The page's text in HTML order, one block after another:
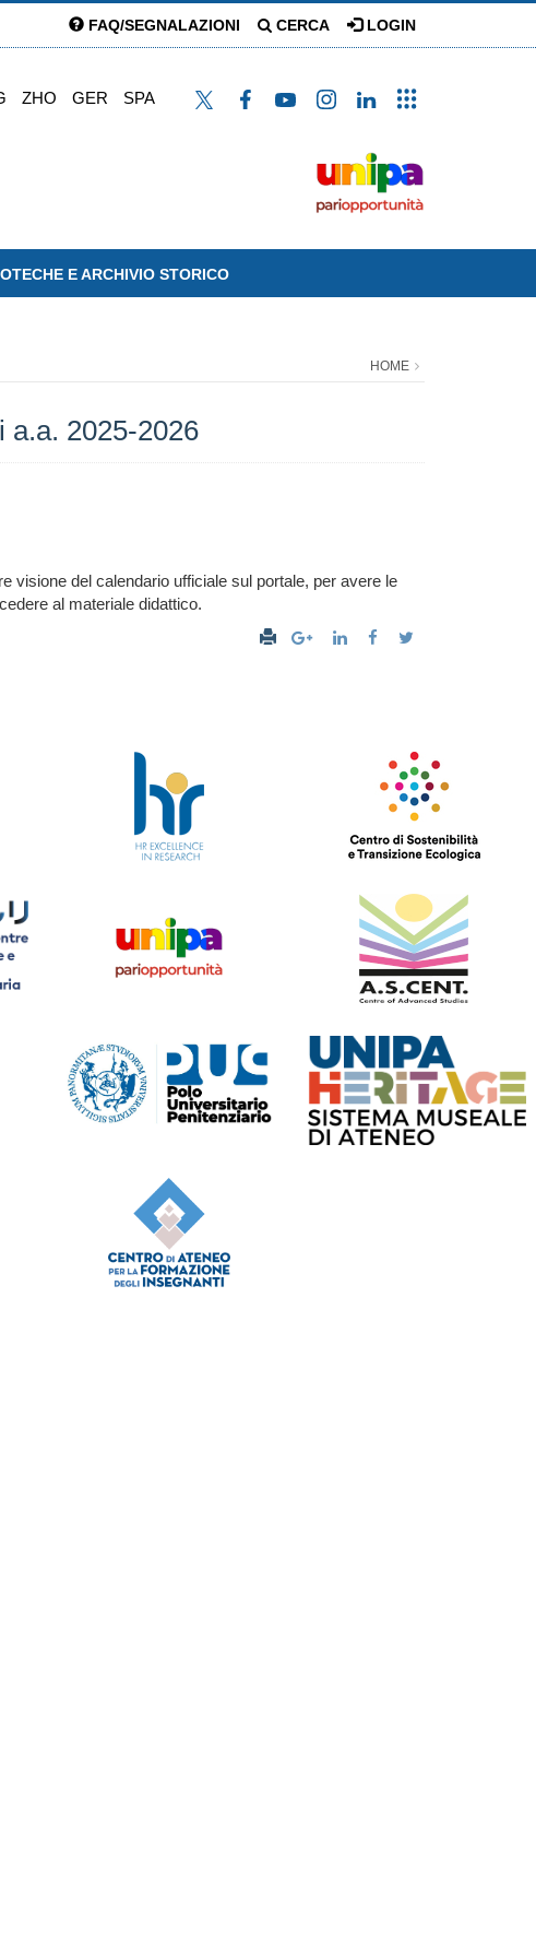
FAQ/SEGNALAZIONI CERCA LOGIN
ZHO GER SPA
E ARCHIVIO STORICO
HOME
a.a. 2025-2026
visione del calendario ufficiale sul portale, per avere le
al materiale didattico.